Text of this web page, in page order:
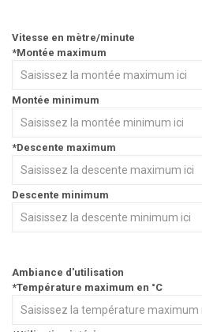
Vitesse en mètre/minute
*Montée maximum
Montée minimum
*Descente maximum
Descente minimum
Ambiance d'utilisation
*Température maximum en °C